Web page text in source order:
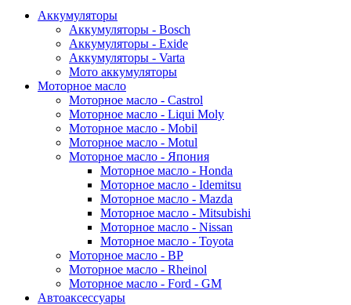
Аккумуляторы
Аккумуляторы - Bosch
Аккумуляторы - Exide
Аккумуляторы - Varta
Мото аккумуляторы
Моторное масло
Моторное масло - Castrol
Моторное масло - Liqui Moly
Моторное масло - Mobil
Моторное масло - Motul
Моторное масло - Япония
Моторное масло - Honda
Моторное масло - Idemitsu
Моторное масло - Mazda
Моторное масло - Mitsubishi
Моторное масло - Nissan
Моторное масло - Toyota
Моторное масло - BP
Моторное масло - Rheinol
Моторное масло - Ford - GM
Автоаксессуары